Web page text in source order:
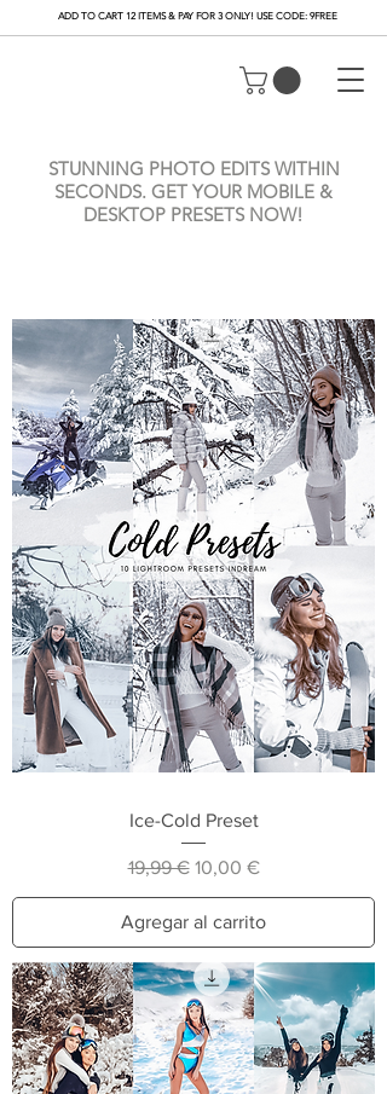
ADD TO CART 12 ITEMS & PAY FOR 3 ONLY! USE CODE: 9FREE
STUNNING PHOTO EDITS WITHIN
SECONDS. GET YOUR MOBILE &
DESKTOP PRESETS NOW!
Ice-Cold Preset
Precio
19,99 € Precio de oferta
10,00 €
Agregar al carrito